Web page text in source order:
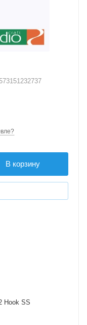
В корзину
Hook SS